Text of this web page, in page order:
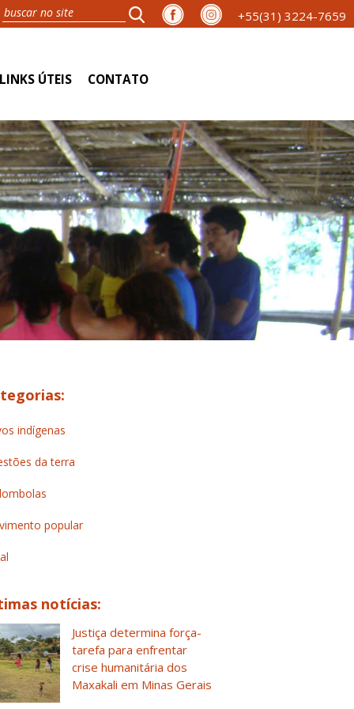
+55(31) 3224-7659
LINKS ÚTEIS CONTATO
indígenas
da terra
popular
notícias:
Justiça determina força-
tarefa para enfrentar
crise humanitária dos
Maxakali em Minas Gerais